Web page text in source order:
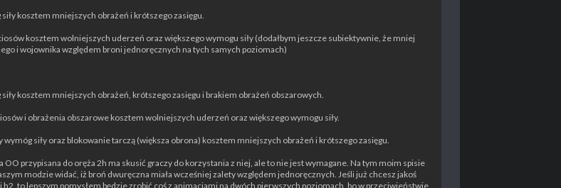
kosztem mniejszych obrażeń i krótszego zasięgu.
kosztem wolniejszych uderzeń oraz większego wymogu siły (dodałbym jeszcze subiektywnie, że mniej
i wojownika względem broni jednoręcznych na tych samych poziomach)
kosztem mniejszych obrażeń, krótszego zasięgu i brakiem obrażeń obszarowych.
i obrażenia obszarowe kosztem wolniejszych uderzeń oraz większego wymogu siły.
wymóg siły oraz blokowanie tarczą (większa obrona) kosztem mniejszych obrażeń i krótszego zasięgu.
OO przypisana do oręża 2h ma skusić graczy do korzystania z niej, ale to nie jest wymagane. Na tym moim spisie
modzie widać, iż broń dwuręczna miała wcześniej zalety względem jednoręcznych. Jeśli już chcesz jakoś
to lepszym pomysłem będzie zrobić coś z animacjami na dwóch pierwszych poziomach, bo w przeciwieństwie